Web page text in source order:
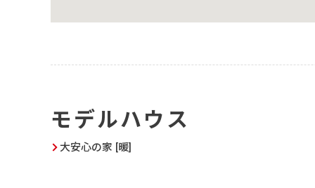
モデルハウス
大安心の家 [暖]